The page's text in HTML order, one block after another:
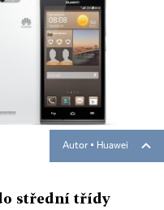
Autor ▪ Huawei
střední třídy